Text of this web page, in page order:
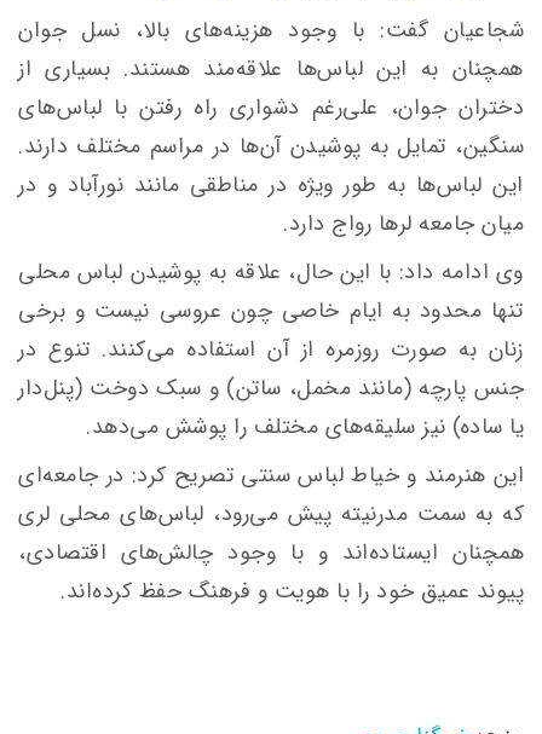
شجاعیان گفت: با وجود هزینه‌های بالا، نسل جوان
همچنان به این لباس‌ها علاقه‌مند هستند. بسیاری از
دختران جوان، علی‌رغم دشواری راه رفتن با لباس‌های
سنگین، تمایل به پوشیدن آن‌ها در مراسم‌ مختلف دارند.
این لباس‌ها به طور ویژه در مناطقی مانند نورآباد و در
میان جامعه لرها رواج دارد.
وی ادامه داد: با این حال، علاقه به پوشیدن لباس محلی
تنها محدود به ایام خاصی چون عروسی نیست و برخی
زنان به صورت روزمره از آن استفاده می‌کنند. تنوع در
جنس پارچه (مانند مخمل، ساتن) و سبک دوخت (پنل‌دار
یا ساده) نیز سلیقه‌های مختلف را پوشش می‌دهد.
این هنرمند و خیاط لباس سنتی تصریح کرد: در جامعه‌ای
که به سمت مدرنیته پیش می‌رود، لباس‌های محلی لری
همچنان ایستاده‌اند و با وجود چالش‌های اقتصادی،
پیوند عمیق خود را با هویت و فرهنگ حفظ کرده‌اند.